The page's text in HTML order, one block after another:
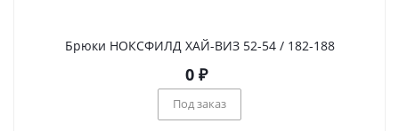
Брюки НОКСФИЛД ХАЙ-ВИЗ 52-54 / 182-188
0 ₽
Под заказ